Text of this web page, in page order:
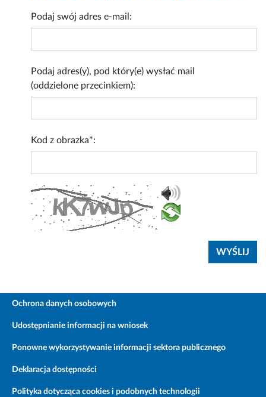
Podaj swój adres e-mail:
Podaj adres(y), pod który(e) wysłać mail
(oddzielone przecinkiem):
Kod z obrazka*:
Ochrona danych osobowych
Udostępnianie informacji na wniosek
Ponowne wykorzystywanie informacji sektora publicznego
Deklaracja dostępności
Polityka dotycząca cookies i podobnych technologii